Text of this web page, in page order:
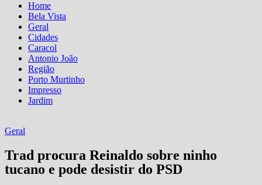
Home
Bela Vista
Geral
Cidades
Caracol
Antonio João
Região
Porto Murtinho
Impresso
Jardim
Geral
Trad procura Reinaldo sobre ninho
tucano e pode desistir do PSD